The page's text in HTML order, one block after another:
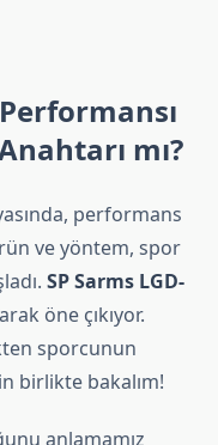
mı?
performans
ve yöntem, spor
SP Sarms LGD-
öne çıkıyor.
sporcunun
birlikte bakalım!
anlamamız